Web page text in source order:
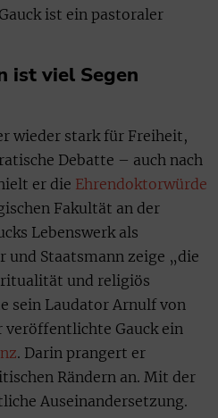
ist ein pastoraler
ist viel Segen
wieder stark für Freiheit,
Debatte – auch nach
er die Ehrendoktorwürde
Fakultät an der
Lebenswerk als
und Staatsmann zeige „die
und religiös
sein Laudator Arnulf von
veröffentlichte Gauck ein
. Darin prangert er
Rändern an. Mit der
Auseinandersetzung.